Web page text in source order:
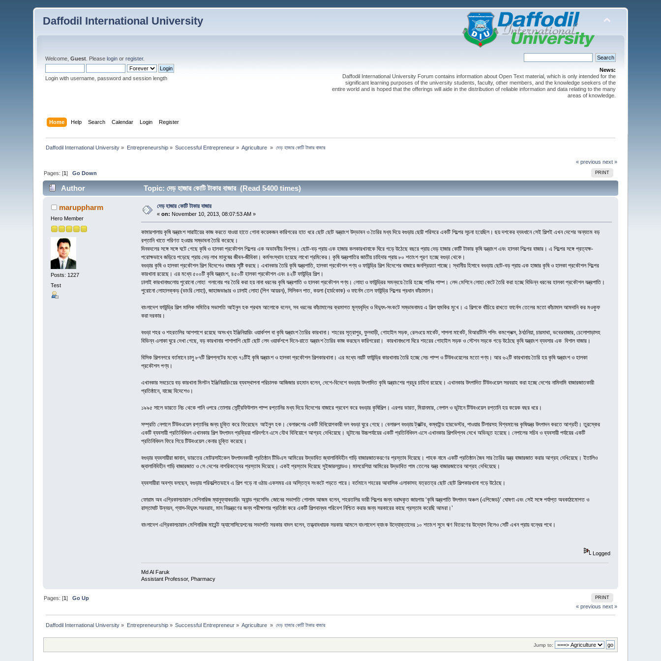
Daffodil International University
Welcome,Guest . Pleaselogin orregister.
Login with username, password and session length
News:
Daffodil International University Forum contains information about Open Text material, which is only intended for the
significant learning purposes of the university students, faculty, other members, and the knowledge seekers of the
entire world and is hoped that the offerings will aide in the distribution of reliable information and data relating to the many
areas of knowledge.
Home Help Search Calendar Login Register
Daffodil International University » Entrepreneurship» Successful Entrepreneur » Agriculture » দেড় হাজার কোটি টাকার বাজার
« previous next »
PRINT
Pages: [1]Go Down
Author Topic: দেড় হাজার কোটি টাকার বাজার (Read 5400 times)
maruppharm
Hero Member
Posts: 1227
Test
দেড় হাজার কোটি টাকার বাজার
«on: November 10, 2013, 08:07:53 AM »
কামারশালায় কৃষি যন্ত্রাংশ সারাইয়ের কাজ করতে যাওয়া হাতে গোনা কয়েকজন কারিগরের হাত ধরে ছোট ছোট যন্ত্রাংশ উদ্ভাবন ও তৈরির মধ্য দিয়ে বগুড়ায় ছোট্ট পরিসরে একটি শিল্পের সূচনা হয়েছিল। ছয় দশকের ব্যবধানে সেই শিল্পই এখন দেশের অন্যতম বড়
রপ্তানি খাতে পরিণত হওয়ার সম্ভাবনা তৈরি করেছে।
দিনবদলের সঙ্গে সঙ্গে ঘটে গেছে কৃষি ও হালকা প্রকৌশল শিল্পের এক অভাবনীয় বিপ্লব। ছোট-বড় প্রায় এক হাজার কলকারখানাকে ঘিরে গড়ে উঠেছে বছরে প্রায় দেড় হাজার কোটি টাকার কৃষি যন্ত্রাংশ এবং হালকা শিল্পের বাজার। এ শিল্পের সঙ্গে প্রত্যক্ষ-
পরোক্ষভাবে জড়িয়ে পড়েছে প্রায় দেড় লাখ মানুষের জীবন-জীবিকা। কর্মসংস্থান হয়েছে লাখো শ্রমিকের। কৃষি যন্ত্রপাতির জাতীয় চাহিদার প্রায় ৮০ শতাংশ পূরণ হচ্ছে বগুড়া থেকে।
বগুড়ার কৃষি ও হালকা প্রকৌশল শিল্প বিদেশেও বাজার সৃষ্টি করছে। এখানকার তৈরি কৃষি যন্ত্রপাতি, হালকা প্রকৌশল পণ্য ও ফাউন্ড্রি শিল্প বিদেশের বাজারে জনপ্রিয়তা পাচ্ছে। স্থানীয় হিসাবে বগুড়ায় ছোট-বড় প্রায় এক হাজার কৃষি ও হালকা প্রকৌশল শিল্পের
কারখানা রয়েছে। এর মধ্যে ৫০০টি কৃষি যন্ত্রাংশ, ৪৫০টি হালকা প্রকৌশল এবং ৪২টি ফাউন্ড্রি শিল্প।
ঢালাই কারখানাগুলোয় পুরোনো লোহা গলানোর পর তৈরি করা হয় নানা ধরনের কৃষি যন্ত্রপাতি ও হালকা প্রকৌশল পণ্য। লোহা ও ফাউন্ড্রির সমন্বয়ে তৈরি হচ্ছে পানির পাম্প। লেদ মেশিনে লোহা কেটে তৈরি করা হচ্ছে বিভিন্ন ধরনের হালকা প্রকৌশল যন্ত্রপাতি।
পুরোনো লোহালক্কড় (ভাংরি লোহা), জাহাজভাঙার ও ঢালাই লোহা (পিগ আয়রন), সিলিকন পাত, কয়লা (হার্ডকোক) ও ফার্নেস তেল ফাউন্ড্রি শিল্পের প্রধান কাঁচামাল।
বাংলাদেশ ফাউন্ড্রি শিল্প মালিক সমিতির সভাপতি আইনুল হক প্রথম আলোকে বলেন, সব ধরনের কাঁচামালের ক্রমাগত মূল্যবৃদ্ধি ও বিদ্যুৎ-সংকটে সম্ভাবনাময় এ শিল্প হুমকির মুখে। এ শিল্পকে বাঁচিয়ে রাখতে ফার্নেস তেলের মতো কাঁচামাল আমদানি কর মওকুফ
করা দরকার।
বগুড়া শহর ও শহরতলির আশপাশে রয়েছে অসংখ্য ইঞ্জিনিয়ারিং ওয়ার্কশপ বা কৃষি যন্ত্রাংশ তৈরির কারখানা। শহরের সূত্রাপুর, ফুলবাড়ী, গোহাইল সড়ক, রেলওয়ে মার্কেট, শাপলা মার্কেট, বিআরটিসি শপিং কমপ্লেক্স, ঠনঠনিয়া, চারমাথা, ভবেরবাজার, চেলোপাড়াসহ
বিভিন্ন এলাকা ঘুরে দেখা গেছে, বড় কারখানার পাশাপাশি ছোট ছোট লেদ ওয়ার্কশপে দিনে-রাতে যন্ত্রাংশ তৈরির কাজ করছেন কারিগরেরা। কারখানাগুলো ঘিরে শহরের গোহাইল সড়ক ও স্টেশন সড়কে গড়ে উঠেছে কৃষি যন্ত্রাংশ ব্যবসার এক বিশাল বাজার।
বিসিক শিল্পনগরে বর্তমানে চালু ৮৭টি শিল্পপ্লটের মধ্যে ৭১টিই কৃষি যন্ত্রাংশ ও হালকা প্রকৌশল শিল্পকারখানা। এর মধ্যে নয়টি ফাউন্ড্রি কারখানায় তৈরি হচ্ছে সেচ পাম্প ও টিউবওয়েলের মতো পণ্য। আর ৬২টি কারখানায় তৈরি হয় কৃষি যন্ত্রাংশ ও হালকা
প্রকৌশল পণ্য।
এখানকার সবচেয়ে বড় কারখানা মিলটন ইঞ্জিনিয়ারিংয়ের ব্যবস্থাপনা পরিচালক আজিজার রহমান বলেন, দেশে-বিদেশে বগুড়ায় উৎপাদিত কৃষি যন্ত্রাংশের প্রচুর চাহিদা রয়েছে। এখানকার উৎপাদিত টিউবওয়েল সরবরাহ করা হচ্ছে দেশের নামিদামি বাজারজাতকারী
প্রতিষ্ঠানে, যাচ্ছে বিদেশেও।
১৯৯৫ সালে ভারতে নিচ থেকে পানি ওপরে তোলার সেন্ট্রিফিউগাল পাম্প রপ্তানির মধ্য দিয়ে বিদেশের বাজারে প্রবেশ করে বগুড়ার কৃষিশিল্প। এরপর ভারত, মিয়ানমার, নেপাল ও ভুটানে টিউবওয়েল রপ্তানি হয় কয়েক বছর ধরে।
সম্প্রতি নেপালে টিউবওয়েল রপ্তানির জন্য চুক্তি করে ফিরেছেন আইনুল হক। বেলারুশের একটি বিনিয়োগকারী দল বগুড়া ঘুরে গেছে। বেলারুশ বগুড়ায় ট্রাক্টর, কম্বাইন্ড হারভেস্টর, পাওয়ার টিলারসহ বিশ্বমানের কৃষিযন্ত্র উৎপাদন করতে আগ্রহী। তুরস্কের
একটি ব্যবসায়ী প্রতিনিধিদল এখানকার শিল্প উৎপাদন প্রক্রিয়া পরিদর্শনে এসে যৌথ বিনিয়োগে আগ্রহ দেখিয়েছে। ভুটানের উচ্চপর্যায়ের একটি প্রতিনিধিদল এসে এখানকার শিল্পবিপ্লব দেখে অভিভূত হয়েছে। নেপালের সচিব ও ব্যবসায়ী পর্যায়ের একটি
প্রতিনিধিদল ফিরে গিয়ে টিউবওয়েল কেনার চুক্তি করেছে।
বগুড়ার ব্যবসায়ীরা জানান, ভারতের মোটরসাইকেল উৎপাদনকারী প্রতিষ্ঠান টিভিএস আমিরের উদ্ভাবিত জ্বালানিবিহীন গাড়ি বাজারজাতকরণের প্রস্তাব দিয়েছে। পাহক নামে একটি প্রতিষ্ঠান জৈব সার তৈরির যন্ত্র বাজারজাত করার আগ্রহ দেখিয়েছে। ইতালিও
জ্বালানিবিহীন গাড়ি বাজারজাত ও সে দেশের নাগরিকত্বের প্রস্তাব দিয়েছে। একই প্রস্তাব দিয়েছে সুইজারল্যান্ডও। মালয়েশিয়া আমিরের উদ্ভাবিত পাম তেলের যন্ত্র বাজারজাতের আগ্রহ দেখিয়েছে।
ব্যবসায়ীরা অবশ্য বলছেন, বগুড়ায় পরিকল্পিতভাবে এ শিল্প গড়ে না ওঠায় একসময় এর অস্তিত্ব সংকটে পড়তে পারে। বর্তমানে শহরের আবাসিক এলাকাসহ যত্রতত্র ছোট ছোট শিল্পকারখানা গড়ে উঠেছে।
ফোরাম অব এগ্রিকালচারাল মেশিনারিজ ম্যানুফ্যাকচারিং অ্যান্ড প্রসেসিং জোনের সভাপতি গোলাম আজম বলেন, শহরতলির ভারী শিল্পের জন্য বরাদ্দকৃত জায়গায় ‘কৃষি যন্ত্রপাতি উৎপাদন অঞ্চল (এপিজেড)’ ঘোষণা এবং সেই সঙ্গে পর্যাপ্ত অবকাঠামোগত ও
রাস্তাঘাট উন্নয়ন, গ্যাস-বিদ্যুৎ সরবরাহ, মান নিয়ন্ত্রণের জন্য পরীক্ষাগার প্রতিষ্ঠা করে একটি শিল্পবান্ধব পরিবেশ নিশ্চিত করার জন্য সরকারের কাছে প্রস্তাব করেছি আমরা।’
বাংলাদেশ এগ্রিকালচারাল মেশিনারিজ মার্চেন্ট অ্যাসোসিয়েশনের সভাপতি সরকার বাদল বলেন, তত্ত্বাবধায়ক সরকার আমলে বাংলাদেশ ব্যাংক উদ্যোক্তাদের ১০ শতাংশ সুদে ঋণ বিতরণের উদ্যোগ নিলেও সেটি এখন প্রায় বন্ধের পথে।
Logged
Md Al Faruk
Assistant Professor, Pharmacy
PRINT
Pages: [1]Go Up
« previous next »
Daffodil International University » Entrepreneurship» Successful Entrepreneur » Agriculture » দেড় হাজার কোটি টাকার বাজার
Jump to: